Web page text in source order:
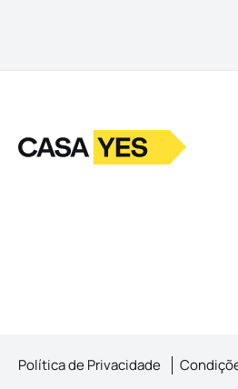
LogoIr para a homepage
Política de Privacidade